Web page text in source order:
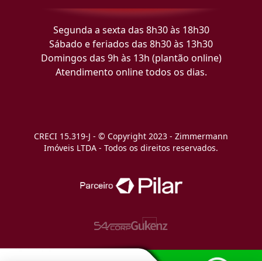
Segunda a sexta das 8h30 às 18h30
Sábado e feriados das 8h30 às 13h30
Domingos das 9h às 13h (plantão online)
Atendimento online todos os dias.
CRECI 15.319-J - © Copyright 2023 - Zimmermann
Imóveis LTDA - Todos os direitos reservados.